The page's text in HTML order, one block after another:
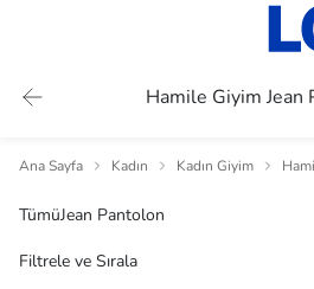
Hamile Giyim Jean
Ana Sayfa Kadın Kadın Giyim
TümüJean Pantolon
Filtrele ve Sırala